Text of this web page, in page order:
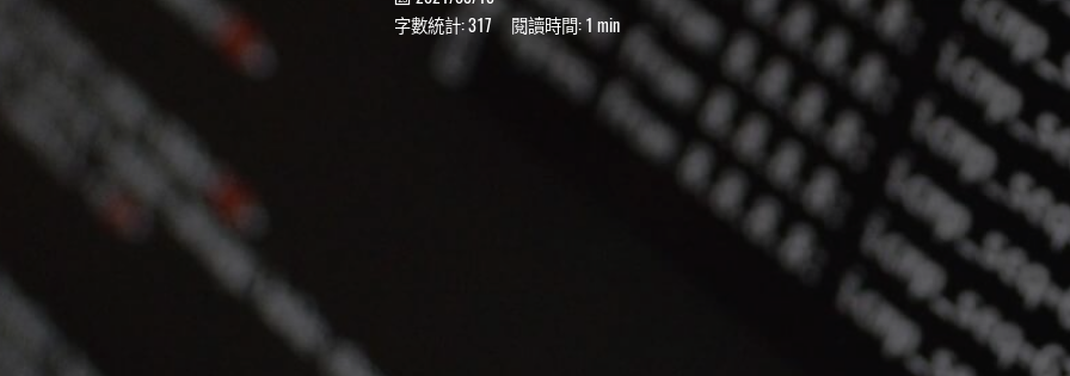
字數統計:317 閱讀時間:1 min